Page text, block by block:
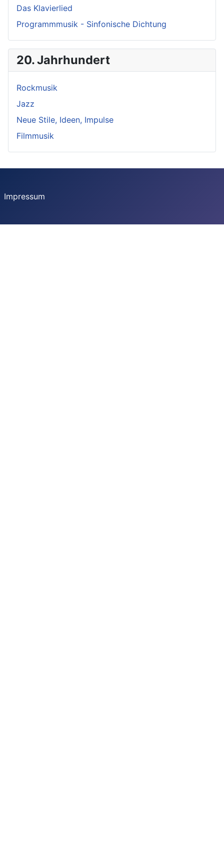
Das Klavierlied
Programmmusik - Sinfonische Dichtung
20. Jahrhundert
Rockmusik
Jazz
Neue Stile, Ideen, Impulse
Filmmusik
Impressum